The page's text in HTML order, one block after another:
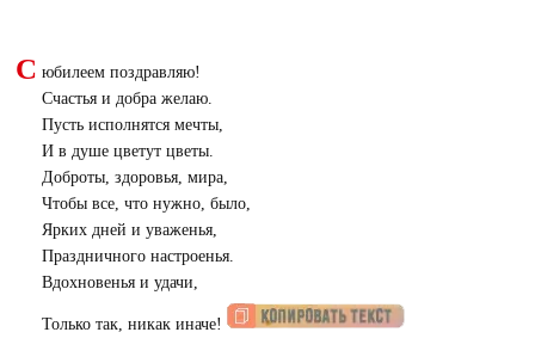
С юбилеем поздравляю!
Счастья и добра желаю.
Пусть исполнятся мечты,
И в душе цветут цветы.
Доброты, здоровья, мира,
Чтобы все, что нужно, было,
Ярких дней и уваженья,
Праздничного настроенья.
Вдохновенья и удачи,
Только так, никак иначе!